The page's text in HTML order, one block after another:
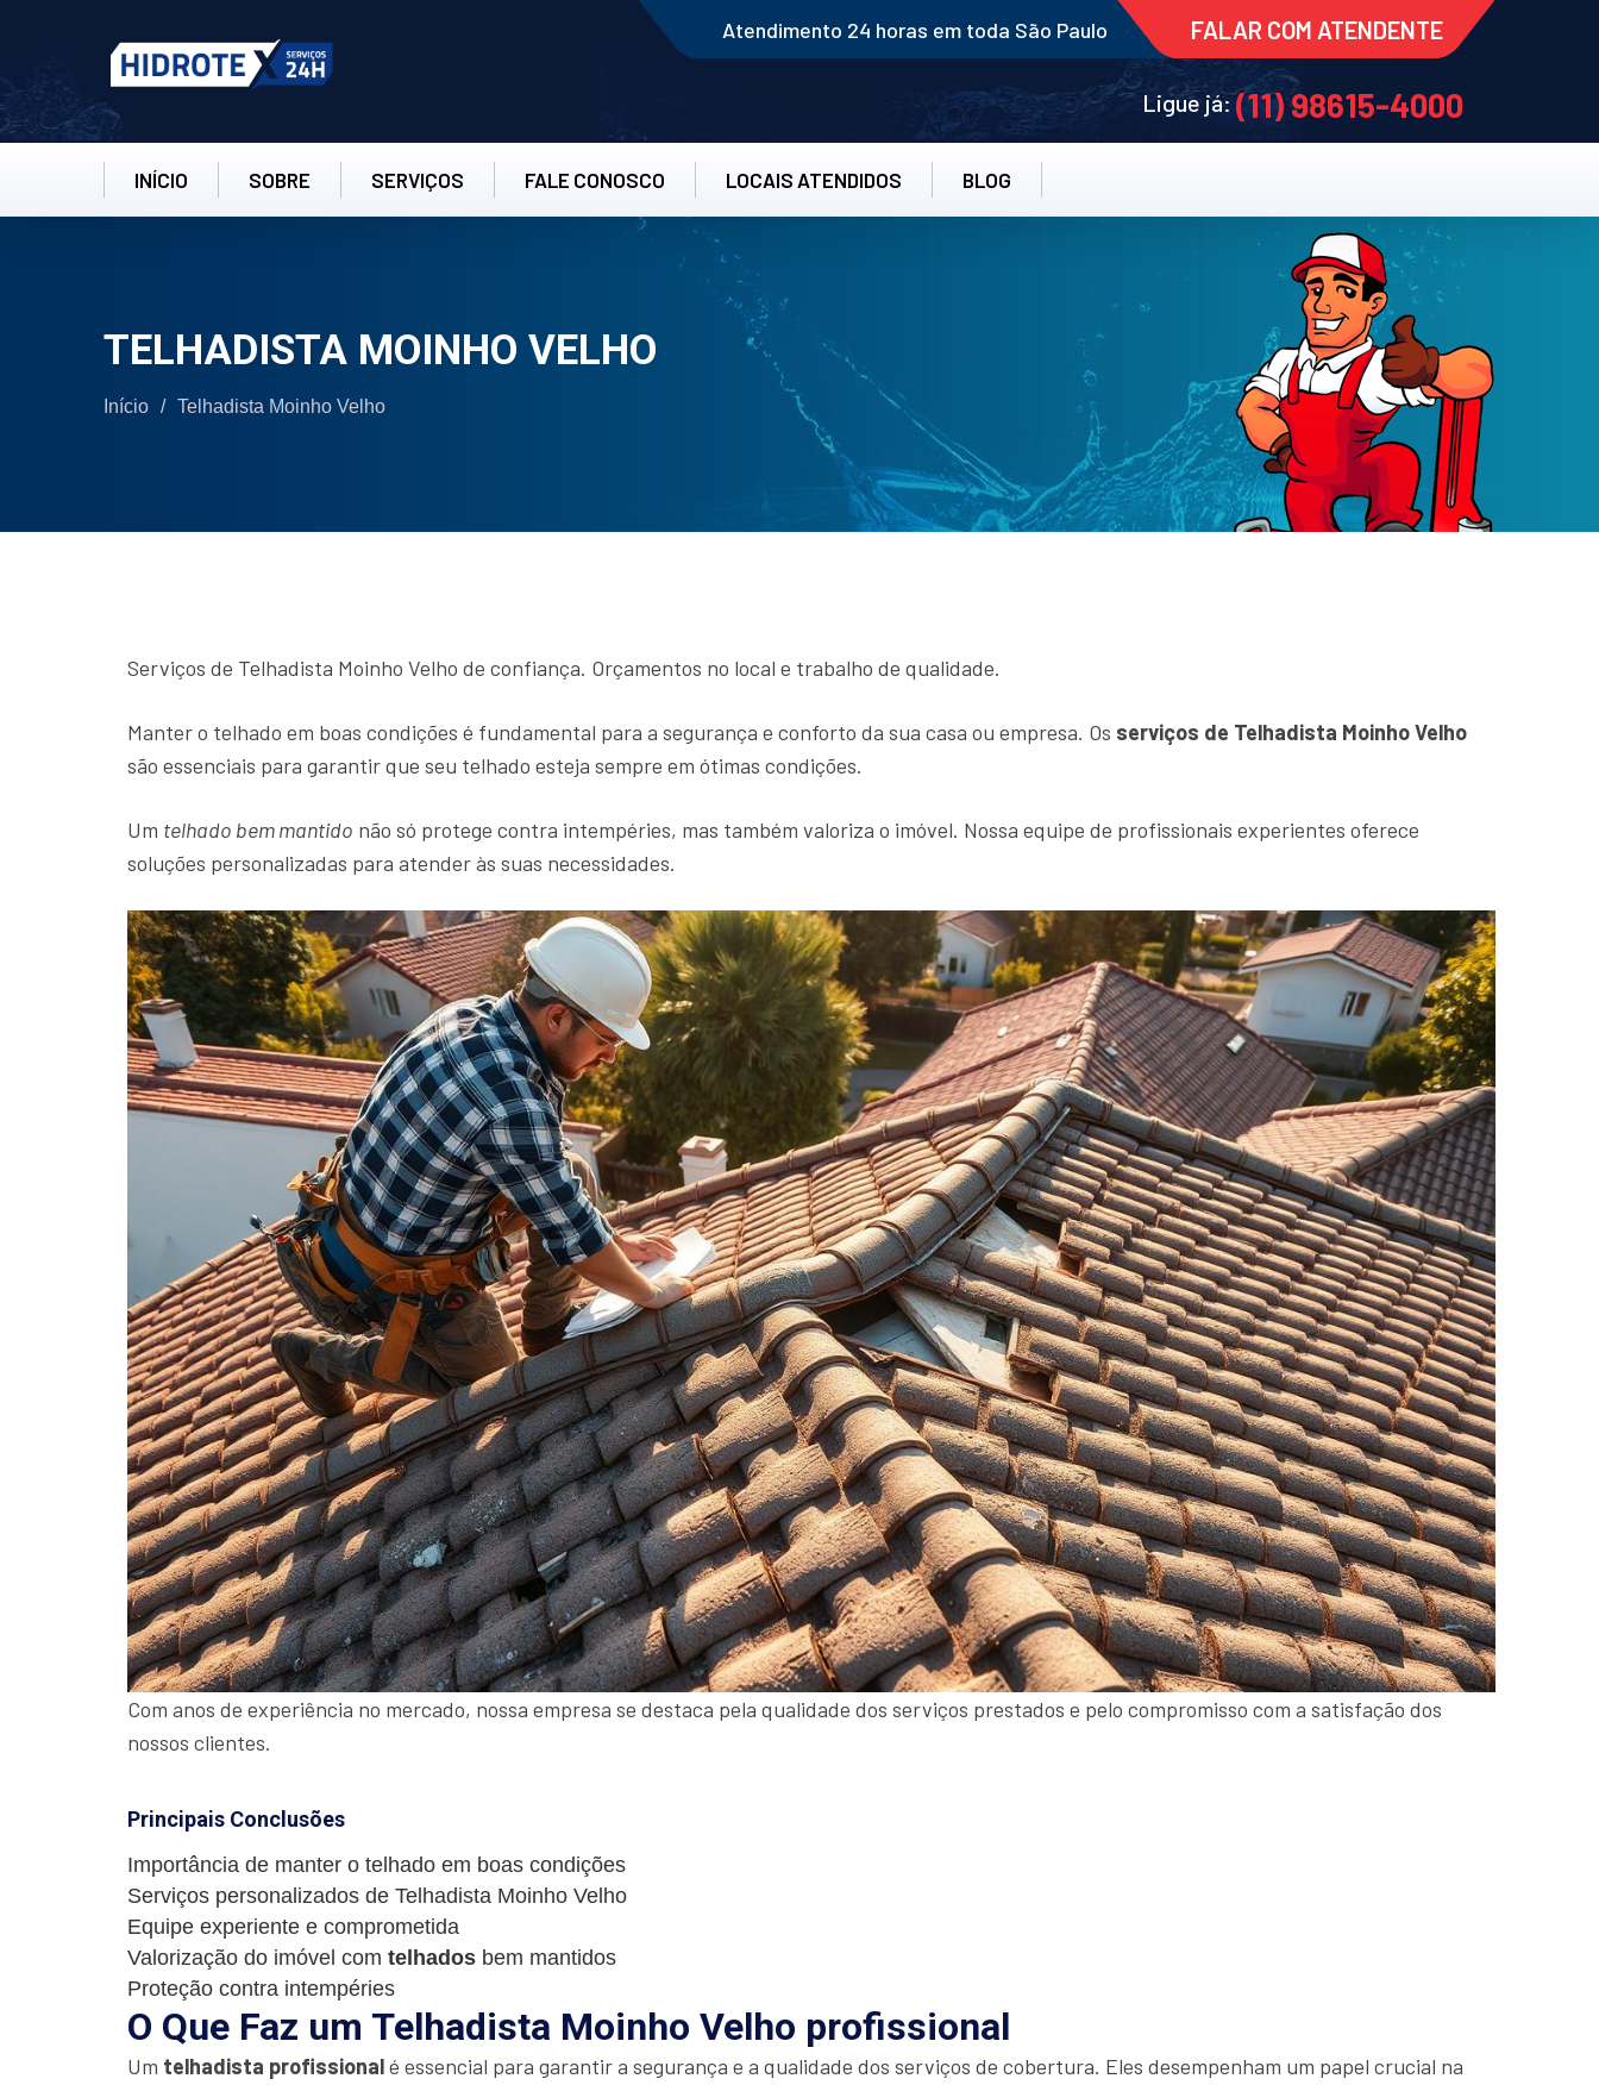
Atendimento 24 horas em toda São Paulo FALAR COM ATENDENTE
Ligue já:(11) 98615-4000
INÍCIO SOBRE SERVIÇOS FALE CONOSCO LOCAIS ATENDIDOS BLOG
TELHADISTA MOINHO VELHO
Início / Telhadista Moinho Velho
Serviços de Telhadista Moinho Velho de confiança. Orçamentos no local e trabalho de qualidade.
Manter o telhado em boas condições é fundamental para a segurança e conforto da sua casa ou empresa. Os serviços de Telhadista Moinho Velho
são essenciais para garantir que seu telhado esteja sempre em ótimas condições.
Um telhado bem mantido não só protege contra intempéries, mas também valoriza o imóvel. Nossa equipe de profissionais experientes oferece
soluções personalizadas para atender às suas necessidades.
Com anos de experiência no mercado, nossa empresa se destaca pela qualidade dos serviços prestados e pelo compromisso com a satisfação dos
nossos clientes.
Principais Conclusões
Importância de manter o telhado em boas condições
Serviços personalizados de Telhadista Moinho Velho
Equipe experiente e comprometida
Valorização do imóvel com telhados bem mantidos
Proteção contra intempéries
O Que Faz um Telhadista Moinho Velho profissional
Um telhadista profissionalé essencial para garantir a segurança e a qualidade dos serviços de cobertura. Eles desempenham um papel crucial na